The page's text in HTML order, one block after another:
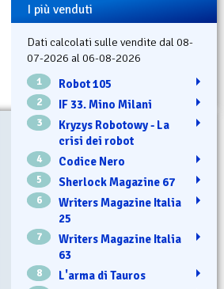
I più venduti
Dati calcolati sulle vendite dal 08-
07-2026 al 06-08-2026
1 Robot 105
2 IF 33. Mino Milani
3
Kryzys Robotowy - La
crisi dei robot
4 Codice Nero
5 Sherlock Magazine 67
6
Writers Magazine Italia
25
7
Writers Magazine Italia
63
8 L'arma di Tauros